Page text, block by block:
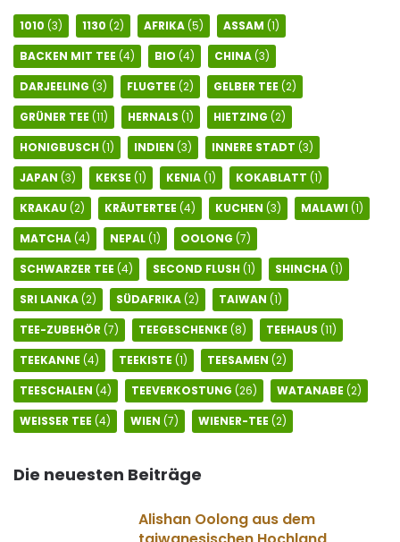
1010 (3) 1130 (2) AFRIKA(5) ASSAM (1)
BACKEN MIT TEE (4) BIO (4) CHINA(3)
DARJEELING (3) FLUGTEE (2) GELBER TEE (2)
GRÜNER TEE (11) HERNALS (1) HIETZING (2)
HONIGBUSCH(1) INDIEN (3) INNERE STADT (3)
JAPAN (3) KEKSE (1) KENIA(1) KOKABLATT (1)
KRAKAU(2) KRÄUTERTEE (4) KUCHEN (3) MALAWI(1)
MATCHA(4) NEPAL(1) OOLONG (7)
SCHWARZER TEE (4) SECOND FLUSH(1) SHINCHA(1)
SRI LANKA(2) SÜDAFRIKA(2) TAIWAN (1)
TEE-ZUBEHÖR (7) TEEGESCHENKE (8) TEEHAUS (11)
TEEKANNE (4) TEEKISTE (1) TEESAMEN (2)
TEESCHALEN (4) TEEVERKOSTUNG (26) WATANABE (2)
WEISSER TEE
(4) WIEN (7) WIENER-TEE (2)
Die neuesten Beiträge
Alishan Oolong aus dem